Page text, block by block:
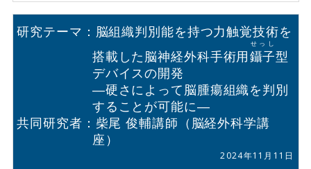
研究テーマ：脳組織判別能を持つ力触覚技術を
搭載した脳神経外科手術用鑷子
せっし
型
デバイスの開発
―硬さによって脳腫瘍組織を判別
することが可能に―
共同研究者：柴尾 俊輔講師（脳経外科学講
座）
2024年11月11日